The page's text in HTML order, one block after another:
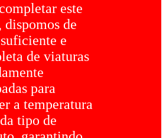
este
dispomos de
e
de viaturas
para
a temperatura
tipo de